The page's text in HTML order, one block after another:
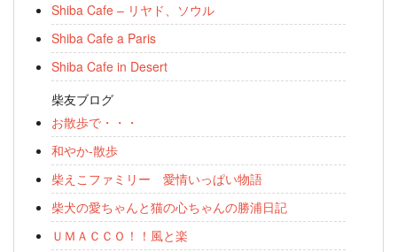
Shiba Cafe – リヤド、ソウル
Shiba Cafe a Paris
Shiba Cafe in Desert
柴友ブログ
お散歩で・・・
和やか-散歩
柴えこファミリー 愛情いっぱい物語
柴犬の愛ちゃんと猫の心ちゃんの勝浦日記
ＵＭＡＣＣＯ！！風と楽